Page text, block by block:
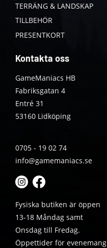
TERRÄNG & LANDSKAP
TILLBEHÖR
PRESENTKORT
Kontakta oss
GameManiacs HB
Fabriksgatan 4
Entré 31
53160 Lidköping
0705 - 19 02 74
info@gamemaniacs.se
Fysiska butiken är öppen
13-18 Måndag samt
Onsdag till Fredag.
Öppettider för evenemang